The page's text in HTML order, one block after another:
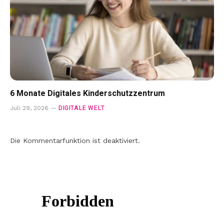
6 Monate Digitales Kinderschutzzentrum
Juli 29, 2026 DIGITALE WELT
Die Kommentarfunktion ist deaktiviert.